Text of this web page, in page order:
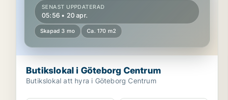
SENAST UPPDATERAD
05:56 • 20 apr.
Skapad 3 mo Ca. 170 m2
Butikslokal i Göteborg Centrum
Butikslokal att hyra i Göteborg Centrum